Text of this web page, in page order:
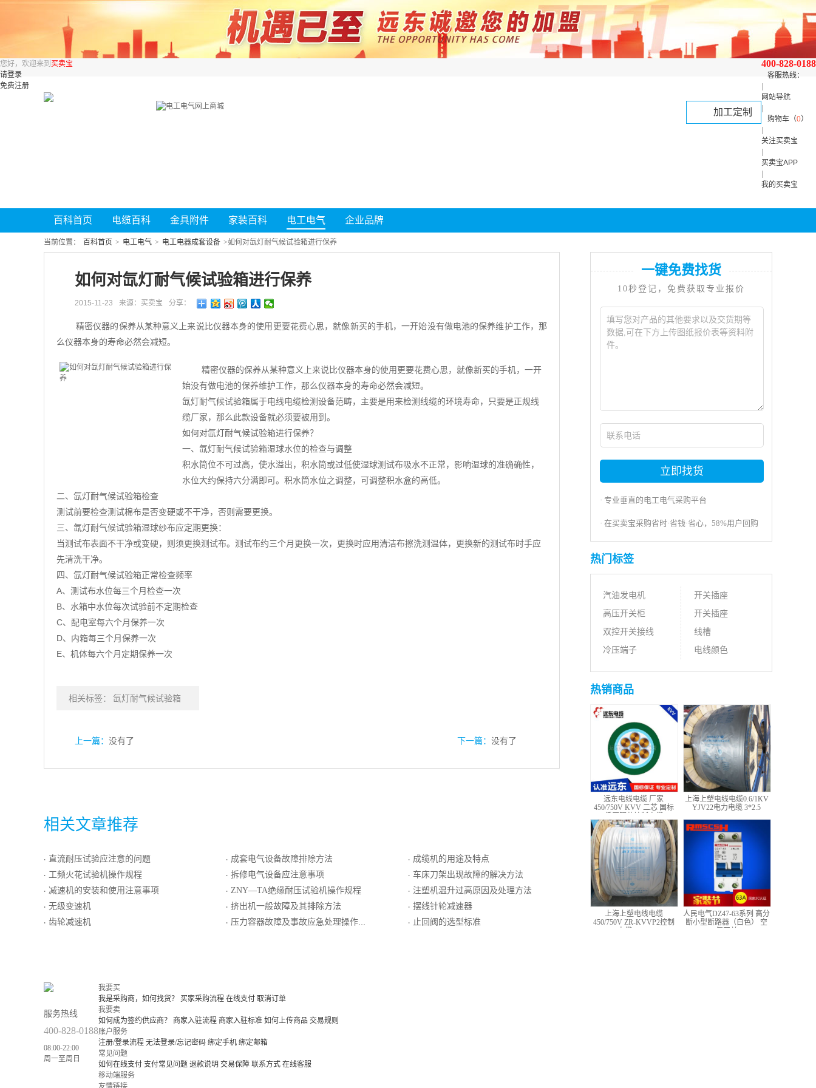
400-828-0188
客服热线：
网站导航
购物车（0）
关注买卖宝
买卖宝APP
我的买卖宝
您好，欢迎来到 买卖宝
请登录
免费注册
加工定制
百科首页 电缆百科 金具附件 家装百科 电工电气 企业品牌
当前位置： 百科首页 > 电工电气 > 电工电器成套设备 >如何对氙灯耐气候试验箱进行保养
如何对氙灯耐气候试验箱进行保养
2015-11-23 来源：买卖宝 分享：
精密仪器的保养从某种意义上来说比仪器本身的使用更要花费心思，就像新买的手机，一开始没有做电池的保养维护工作，那
么仪器本身的寿命必然会减短。
精密仪器的保养从某种意义上来说比仪器本身的使用更要花费心思，就像新买的手机，一开
始没有做电池的保养维护工作，那么仪器本身的寿命必然会减短。
氙灯耐气候试验箱属于电线电缆检测设备范畴，主要是用来检测线缆的环境寿命，只要是正规线
缆厂家，那么此款设备就必须要被用到。
如何对氙灯耐气候试验箱进行保养？
一、氙灯耐气候试验箱湿球水位的检查与调整
积水筒位不可过高，使水溢出，积水筒或过低使湿球测试布吸水不正常，影响湿球的准确确性，
水位大约保持六分满即可。积水筒水位之调整，可调整积水盒的高低。
二、氙灯耐气候试验箱检查
测试前要检查测试棉布是否变硬或不干净，否则需要更换。
三、氙灯耐气候试验箱湿球纱布应定期更换：
当测试布表面不干净或变硬，则须更换测试布。测试布约三个月更换一次，更换时应用清洁布擦洗测温体，更换新的测试布时手应
先清洗干净。
四、氙灯耐气候试验箱正常检查频率
A、测试布水位每三个月检查一次
B、水箱中水位每次试验前不定期检查
C、配电室每六个月保养一次
D、内箱每三个月保养一次
E、机体每六个月定期保养一次
相关标签： 氙灯耐气候试验箱
上一篇： 没有了 下一篇： 没有了
相关文章推荐
· 直流耐压试验应注意的问题
· 工频火花试验机操作规程
· 减速机的安装和使用注意事项
· 无级变速机
· 齿轮减速机
· 成套电气设备故障排除方法
· 拆修电气设备应注意事项
· ZNY—TA绝缘耐压试验机操作规程
· 挤出机一般故障及其排除方法
· 压力容器故障及事故应急处理操作规程
· 成缆机的用途及特点
· 车床刀架出现故障的解决方法
· 注塑机温升过高原因及处理方法
· 摆线针轮减速器
· 止回阀的选型标准
一键免费找货
10秒登记，免费获取专业报价
立即找货
· 专业垂直的电工电气采购平台
· 在买卖宝采购省时·省钱·省心，58%用户回购
热门标签
汽油发电机
高压开关柜
双控开关接线
冷压端子
开关插座
开关插座
线槽
电线颜色
热销商品
远东电线电缆 厂家
450/750V KVV 二芯 国标
上海上塑电线电缆0.6/1KV
YJV22电力电缆 3*2.5
上海上塑电线电缆
450/750V ZR-KVVP2控制
人民电气DZ47-63系列 高分
断小型断路器（白色） 空
服务热线
400-828-0188
08:00-22:00
周一至周日
我要买
我是采购商，如何找货？
买家采购流程 在线支付 取消订单
我要卖
如何成为签约供应商？
商家入驻流程 商家入驻标准 如何上传商品 交易规则
账户服务
注册/登录流程 无法登录/忘记密码 绑定手机 绑定邮箱
常见问题
如何在线支付 支付常见问题 退款说明 交易保障 联系方式 在线客服
移动端服务
友情链接